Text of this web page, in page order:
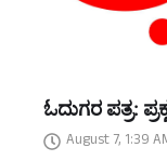
ಓದುಗರ ಪತ್ರ:
August 7, 1:39